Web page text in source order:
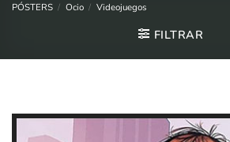
PÓSTERS / Ocio / Videojuegos
FILTRAR